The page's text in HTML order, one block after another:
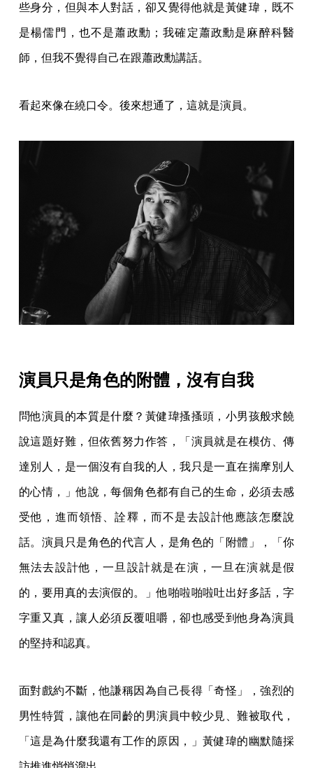
些身分，但與本人對話，卻又覺得他就是黃健瑋，既不
是楊儒門，也不是蕭政勳；我確定蕭政勳是麻醉科醫
師，但我不覺得自己在跟蕭政勳講話。
看起來像在繞口令。後來想通了，這就是演員。
演員只是角色的附體，沒有自我
問他演員的本質是什麼？黃健瑋搔搔頭，小男孩般求饒
說這題好難，但依舊努力作答，「演員就是在模仿、傳
達別人，是一個沒有自我的人，我只是一直在揣摩別人
的心情，」他說，每個角色都有自己的生命，必須去感
受他，進而領悟、詮釋，而不是去設計他應該怎麼說
話。演員只是角色的代言人，是角色的「附體」，「你
無法去設計他，一旦設計就是在演，一旦在演就是假
的，要用真的去演假的。」他啪啦啪啦吐出好多話，字
字重又真，讓人必須反覆咀嚼，卻也感受到他身為演員
的堅持和認真。
面對戲約不斷，他謙稱因為自己長得「奇怪」，強烈的
男性特質，讓他在同齡的男演員中較少見、難被取代，
「這是為什麼我還有工作的原因，」黃健瑋的幽默隨採